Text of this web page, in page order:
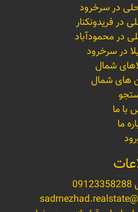
در سرخرود
در فریدونکنار
در محمودآباد
در سرخرود
شمال
های شمال
با ما
ما
09123358288